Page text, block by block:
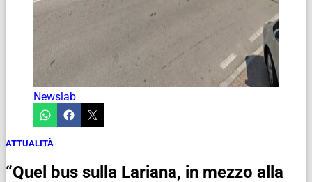
Newslab
ATTUALITÀ
“Quel bus sulla Lariana, in mezzo alla